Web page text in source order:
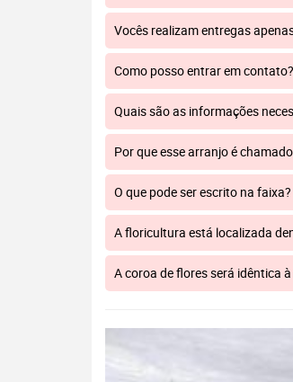
Vocês realizam entregas
Como posso entrar em contato?
Quais são as informações
Por que esse arranjo é
O que pode ser escrito na faixa?
A floricultura está localizada
A coroa de flores será idêntica